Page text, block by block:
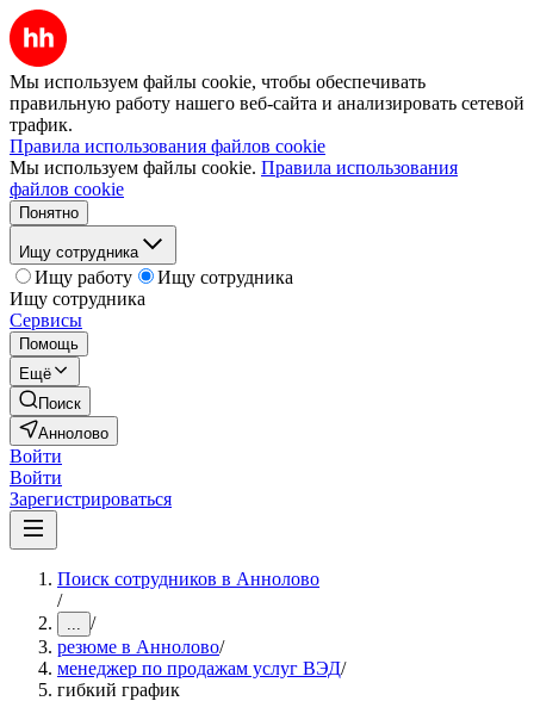
Мы используем файлы cookie, чтобы обеспечивать
правильную работу нашего веб-сайта и анализировать сетевой
трафик.
Правила использования файлов cookie
Мы используем файлы cookie. Правила использования
файлов cookie
Понятно
Ищу сотрудника
Ищу работу
Ищу сотрудника
Ищу сотрудника
Сервисы
Помощь
Ещё
Поиск
Аннолово
Войти
Войти
Зарегистрироваться
Поиск сотрудников в Аннолово
/
... /
резюме в Аннолово/
менеджер по продажам услуг ВЭД/
гибкий график